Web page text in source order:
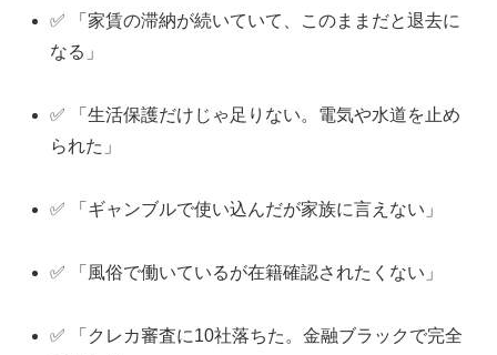
✅ 「家賃の滞納が続いていて、このままだと退去に
なる」
✅ 「生活保護だけじゃ足りない。電気や水道を止め
られた」
✅ 「ギャンブルで使い込んだが家族に言えない」
✅ 「風俗で働いているが在籍確認されたくない」
✅ 「クレカ審査に10社落ちた。金融ブラックで完全